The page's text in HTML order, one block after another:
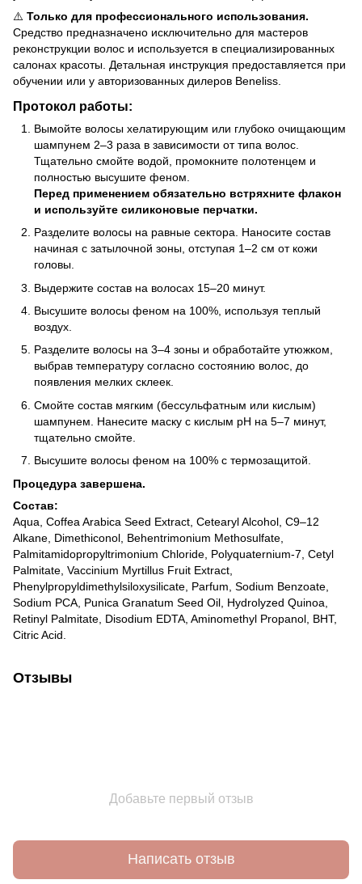
⚠️ Только для профессионального использования.
Средство предназначено исключительно для мастеров
реконструкции волос и используется в специализированных
салонах красоты. Детальная инструкция предоставляется при
обучении или у авторизованных дилеров Beneliss.
Протокол работы:
Вымойте волосы хелатирующим или глубоко очищающим
шампунем 2–3 раза в зависимости от типа волос.
Тщательно смойте водой, промокните полотенцем и
полностью высушите феном.
Перед применением обязательно встряхните флакон
и используйте силиконовые перчатки.
Разделите волосы на равные сектора. Наносите состав
начиная с затылочной зоны, отступая 1–2 см от кожи
головы.
Выдержите состав на волосах 15–20 минут.
Высушите волосы феном на 100%, используя теплый
воздух.
Разделите волосы на 3–4 зоны и обработайте утюжком,
выбрав температуру согласно состоянию волос, до
появления мелких склеек.
Смойте состав мягким (бессульфатным или кислым)
шампунем. Нанесите маску с кислым pH на 5–7 минут,
тщательно смойте.
Высушите волосы феном на 100% с термозащитой.
Процедура завершена.
Состав:
Aqua, Coffea Arabica Seed Extract, Cetearyl Alcohol, C9–12
Alkane, Dimethiconol, Behentrimonium Methosulfate,
Palmitamidopropyltrimonium Chloride, Polyquaternium-7, Cetyl
Palmitate, Vaccinium Myrtillus Fruit Extract,
Phenylpropyldimethylsiloxysilicate, Parfum, Sodium Benzoate,
Sodium PCA, Punica Granatum Seed Oil, Hydrolyzed Quinoa,
Retinyl Palmitate, Disodium EDTA, Aminomethyl Propanol, BHT,
Citric Acid.
Отзывы
Добавьте первый отзыв
Написать отзыв